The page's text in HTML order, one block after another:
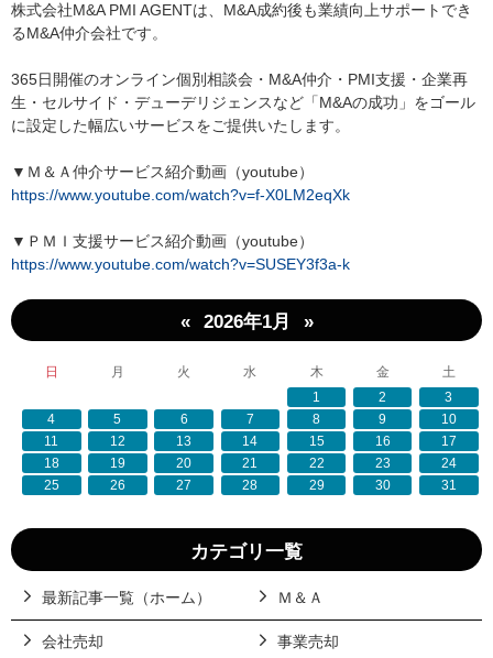
株式会社M&A PMI AGENTは、M&A成約後も業績向上サポートでき
るM&A仲介会社です。
365日開催のオンライン個別相談会・M&A仲介・PMI支援・企業再
生・セルサイド・デューデリジェンスなど「M&Aの成功」をゴール
に設定した幅広いサービスをご提供いたします。
▼Ｍ＆Ａ仲介サービス紹介動画（youtube）
https://www.youtube.com/watch?v=f-X0LM2eqXk
▼ＰＭＩ支援サービス紹介動画（youtube）
https://www.youtube.com/watch?v=SUSEY3f3a-k
« 2026年1月 »
日 月 火 水 木 金
土
1
2
3
4
5 6 7 8 9
10
11
12 13 14 15 16
17
18
19 20 21 22 23
24
25
26 27 28 29 30 31
カテゴリ一覧
最新記事一覧（ホーム） Ｍ＆Ａ
会社売却 事業売却